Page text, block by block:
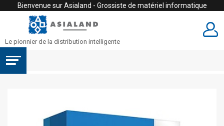
Bienvenue sur Asialand - Grossiste de matériel informatique
Le pionnier de la distribution intelligente